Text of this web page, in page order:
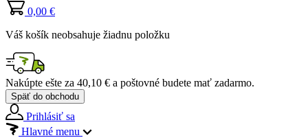
0,00 €
Váš košík neobsahuje žiadnu položku
Nakúpte ešte za 40,10 € a poštovné budete mať zadarmo.
Späť do obchodu
Prihlásiť sa
Hlavné menu